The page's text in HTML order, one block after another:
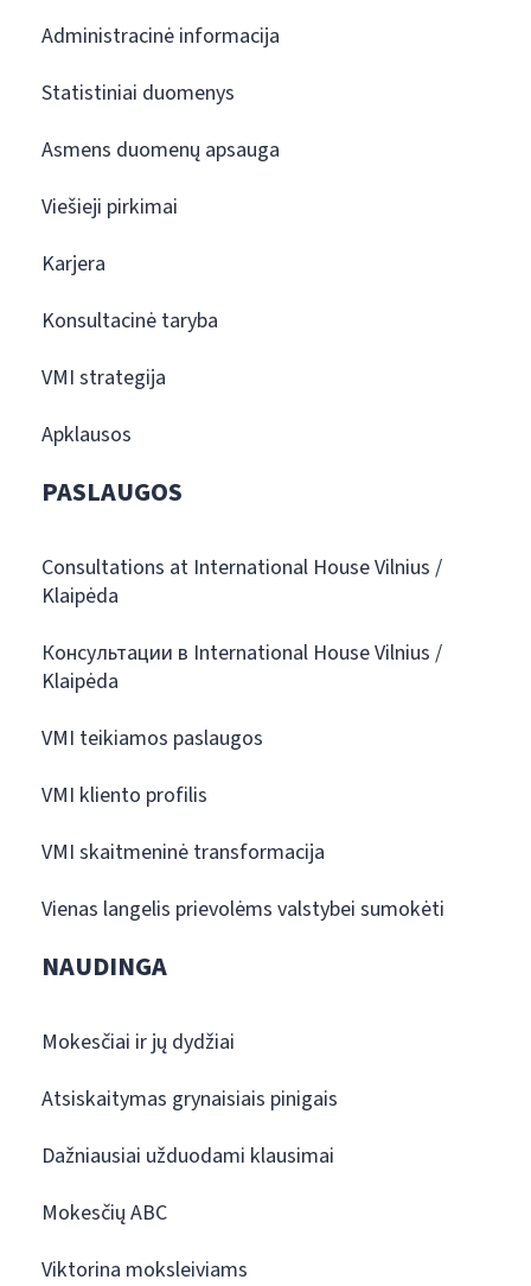
Administracinė informacija
Statistiniai duomenys
Asmens duomenų apsauga
Viešieji pirkimai
Karjera
Konsultacinė taryba
VMI strategija
Apklausos
PASLAUGOS
Consultations at International House Vilnius /
Klaipėda
Консультации в International House Vilnius /
Klaipėda
VMI teikiamos paslaugos
VMI kliento profilis
VMI skaitmeninė transformacija
Vienas langelis prievolėms valstybei sumokėti
NAUDINGA
Mokesčiai ir jų dydžiai
Atsiskaitymas grynaisiais pinigais
Dažniausiai užduodami klausimai
Mokesčių ABC
Viktorina moksleiviams